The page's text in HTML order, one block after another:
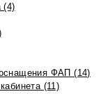
(4)
ФАП (14)
(11)